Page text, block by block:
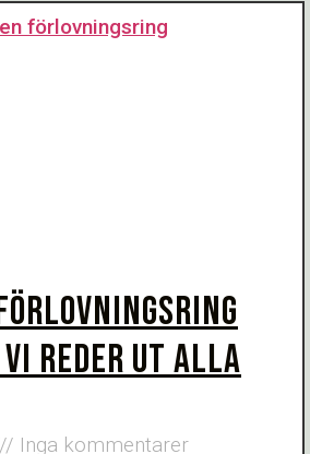
REDER UT ALLA
Inga kommentarer